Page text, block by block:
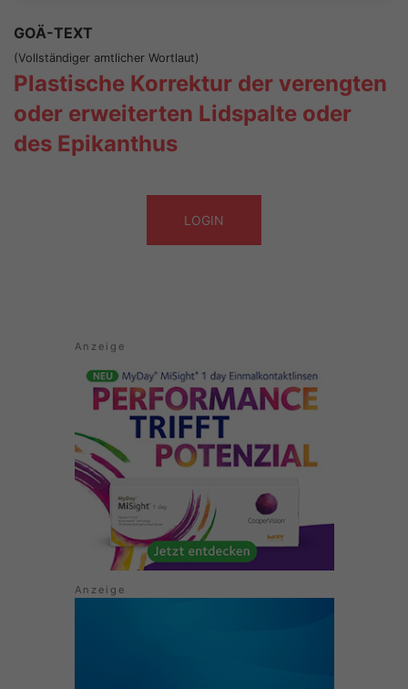
GOÄ-TEXT
(Vollständiger amtlicher Wortlaut)
Plastische Korrektur der verengten
oder erweiterten Lidspalte oder
des Epikanthus
LOGIN